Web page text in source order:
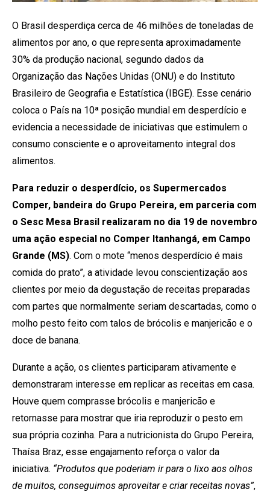
O Brasil desperdiça cerca de 46 milhões de toneladas de
alimentos por ano, o que representa aproximadamente
30% da produção nacional, segundo dados da
Organização das Nações Unidas (ONU) e do Instituto
Brasileiro de Geografia e Estatística (IBGE). Esse cenário
coloca o País na 10ª posição mundial em desperdício e
evidencia a necessidade de iniciativas que estimulem o
consumo consciente e o aproveitamento integral dos
alimentos.
Para reduzir o desperdício, os Supermercados
Comper, bandeira do Grupo Pereira, em parceria com
o Sesc Mesa Brasil realizaram no dia 19 de novembro
uma ação especial no Comper Itanhangá, em Campo
Grande (MS). Com o mote “menos desperdício é mais
comida do prato”, a atividade levou conscientização aos
clientes por meio da degustação de receitas preparadas
com partes que normalmente seriam descartadas, como o
molho pesto feito com talos de brócolis e manjericão e o
doce de banana.
Durante a ação, os clientes participaram ativamente e
demonstraram interesse em replicar as receitas em casa.
Houve quem comprasse brócolis e manjericão e
retornasse para mostrar que iria reproduzir o pesto em
sua própria cozinha. Para a nutricionista do Grupo Pereira,
Thaísa Braz, esse engajamento reforça o valor da
iniciativa. “Produtos que poderiam ir para o lixo aos olhos
de muitos, conseguimos aproveitar e criar receitas novas”,